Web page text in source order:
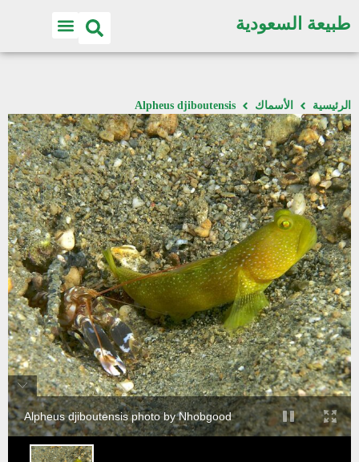
طبيعة السعودية
الرئيسية الأسماك Alpheus djiboutensis
Alpheus djiboutensis photo by Nhobgood